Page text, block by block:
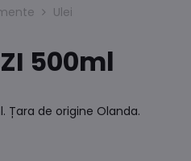
Ulei
500ml
Țara de origine Olanda.